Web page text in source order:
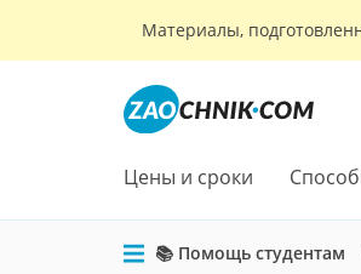
Материалы,
Цены и сроки
📚 Помощь студентам